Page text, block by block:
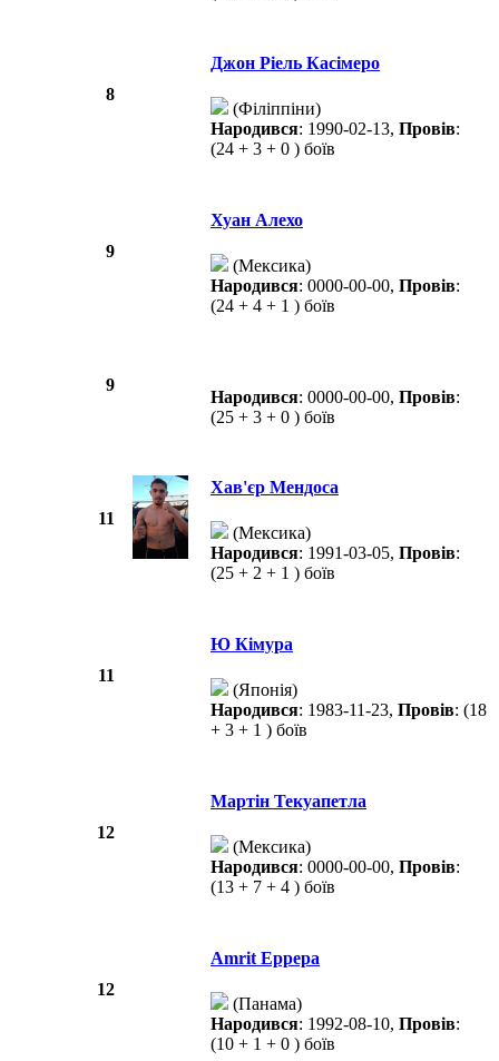
8
Джон Ріель Касімеро
(Філіппіни)
Народився: 1990-02-13, Провів:
(24 + 3 + 0 ) боїв
9
Хуан Алехо
(Мексика)
Народився: 0000-00-00, Провів:
(24 + 4 + 1 ) боїв
9
Народився: 0000-00-00, Провів:
(25 + 3 + 0 ) боїв
11
Хав'єр Мендоса
(Мексика)
Народився: 1991-03-05, Провів:
(25 + 2 + 1 ) боїв
11
Ю Кімура
(Японія)
Народився: 1983-11-23, Провів: (18
+ 3 + 1 ) боїв
12
Мартін Текуапетла
(Мексика)
Народився: 0000-00-00, Провів:
(13 + 7 + 4 ) боїв
12
Amrit Еррера
(Панама)
Народився: 1992-08-10, Провів:
(10 + 1 + 0 ) боїв